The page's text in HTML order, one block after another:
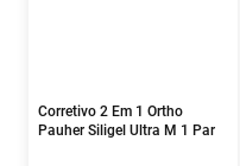
Corretivo 2 Em 1 Ortho
Pauher Siligel Ultra M 1 Par